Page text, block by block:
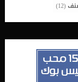
(12)